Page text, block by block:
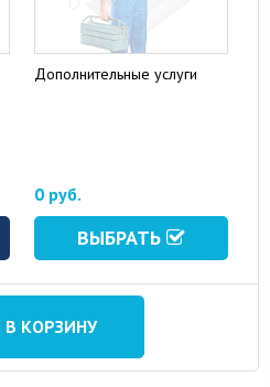
Дополнительные услуги
0 руб.
ВЫБРАТЬ
В КОРЗИНУ